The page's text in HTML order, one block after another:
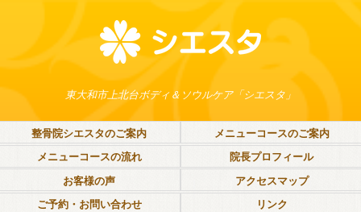
東大和市上北台ボディ＆ソウルケア「シエスタ」
整骨院シエスタのご案内
メニューコースのご案内
メニューコースの流れ
院長プロフィール
お客様の声
アクセスマップ
ご予約・お問い合わせ
リンク